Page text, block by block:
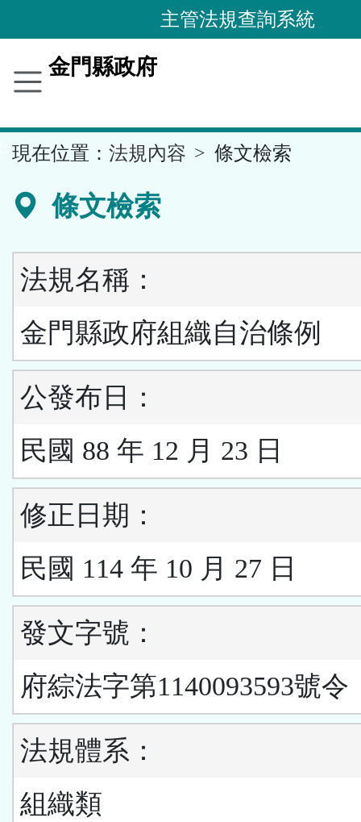
到
要
容
區
主管法規查詢系統
金門縣政府
現在位置： 法規內容 條文檢索
條文檢索
法規名稱：
金門縣政府組織自治條例
公發布日：
民國 88 年 12 月 23 日
修正日期：
民國 114 年 10 月 27 日
發文字號：
府綜法字第1140093593號令
法規體系：
組織類